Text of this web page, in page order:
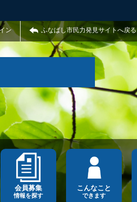
ン ふなばし市民力発見サイトへ戻る
会員募集
情報を探す
こんなこと
できます